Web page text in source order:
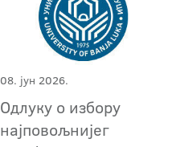
08. јун 2026.
Одлуку о избору
најповољнијег